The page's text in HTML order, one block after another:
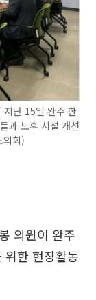
난 15일 완주 한
과 노후 시설 개선
의회)
의원이 완주
위한 현장활동